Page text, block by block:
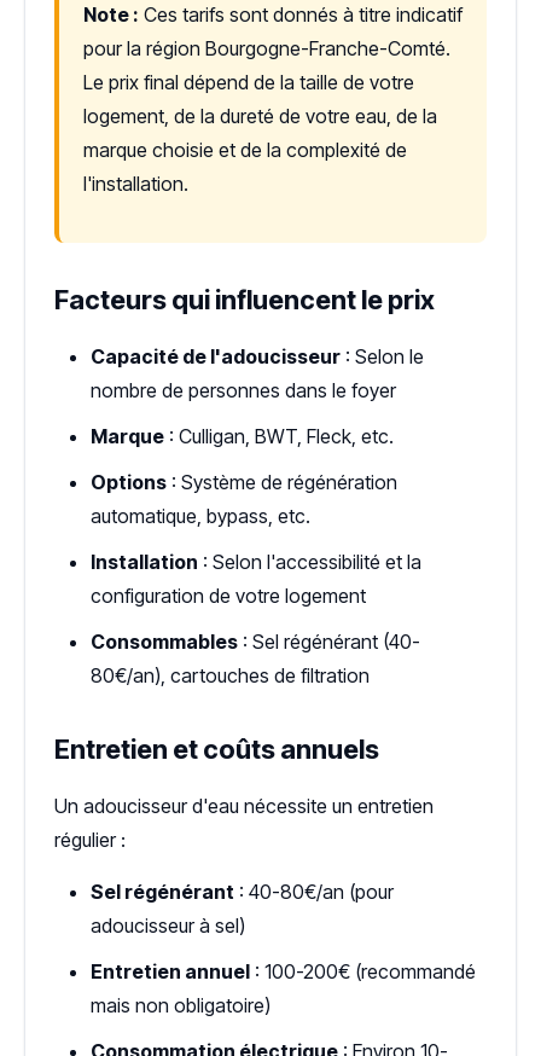
Note : Ces tarifs sont donnés à titre indicatif
pour la région Bourgogne-Franche-Comté.
Le prix final dépend de la taille de votre
logement, de la dureté de votre eau, de la
marque choisie et de la complexité de
l'installation.
Facteurs qui influencent le prix
Capacité de l'adoucisseur : Selon le
nombre de personnes dans le foyer
Marque : Culligan, BWT, Fleck, etc.
Options : Système de régénération
automatique, bypass, etc.
Installation : Selon l'accessibilité et la
configuration de votre logement
Consommables : Sel régénérant (40-
80€/an), cartouches de filtration
Entretien et coûts annuels
Un adoucisseur d'eau nécessite un entretien
régulier :
Sel régénérant : 40-80€/an (pour
adoucisseur à sel)
Entretien annuel : 100-200€ (recommandé
mais non obligatoire)
Consommation électrique : Environ 10-